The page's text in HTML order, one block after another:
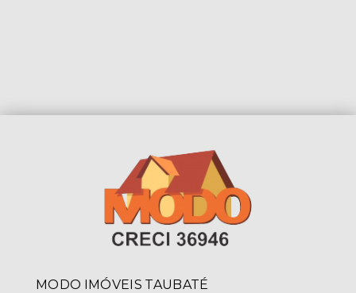
MODO IMÓVEIS TAUBATÉ